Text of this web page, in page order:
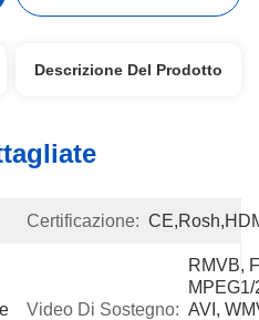
Descrizione Del Prodotto
Certificazione:
Video Di Sostegno:
RMVB,
MPEG1/
AVI,